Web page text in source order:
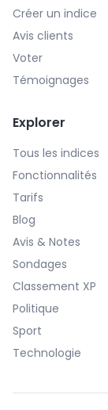
Créer un indice
Avis clients
Voter
Témoignages
Explorer
Tous les indices
Fonctionnalités
Tarifs
Blog
Avis & Notes
Sondages
Classement XP
Politique
Sport
Technologie